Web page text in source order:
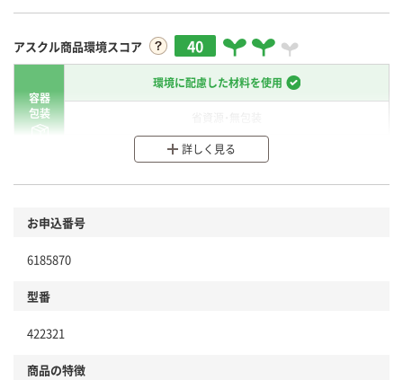
アスクル商品環境スコア 40
容器
包装
環境に配慮した材料を使用
分別・リサイクルしやすい設計
本体
仕組
詳しく見る
お申込番号
6185870
型番
422321
商品の特徴